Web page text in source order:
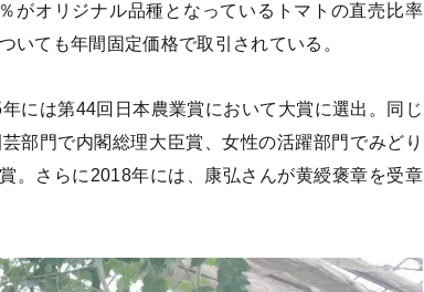
がオリジナル品種となっているトマトの直売比率
いても年間固定価格で取引されている。
には第44回日本農業賞において大賞に選出。同じ
部門で内閣総理大臣賞、女性の活躍部門でみどり
。さらに2018年には、康弘さんが黄綬褒章を受章